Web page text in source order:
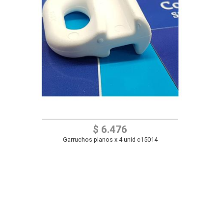
$ 6.476
Garruchos planos x 4 unid c15014